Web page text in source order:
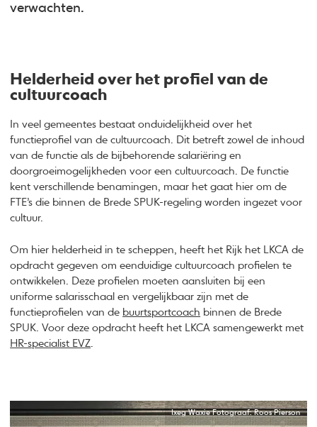
verwachten.
Helderheid over het profiel van de
cultuurcoach
In veel gemeentes bestaat onduidelijkheid over het
functieprofiel van de cultuurcoach. Dit betreft zowel de inhoud
van de functie als de bijbehorende salariëring en
doorgroeimogelijkheden voor een cultuurcoach. De functie
kent verschillende benamingen, maar het gaat hier om de
FTE’s die binnen de Brede SPUK-regeling worden ingezet voor
cultuur.
Om hier helderheid in te scheppen, heeft het Rijk het LKCA de
opdracht gegeven om eenduidige cultuurcoach profielen te
ontwikkelen. Deze profielen moeten aansluiten bij een
uniforme salarisschaal en vergelijkbaar zijn met de
functieprofielen van de buurtsportcoach binnen de Brede
SPUK. Voor deze opdracht heeft het LKCA samengewerkt met
HR-specialist EVZ
Ixeg Waxie Fotograaf: Roos Pierson